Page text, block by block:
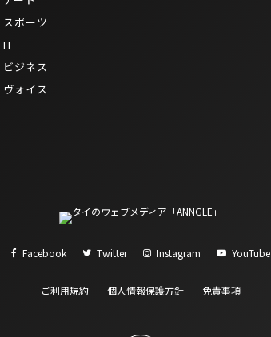
スポーツ
IT
ビジネス
ヴォイス
Facebook Twitter Instagram YouTube
ご利用規約 個人情報保護方針 免責事項